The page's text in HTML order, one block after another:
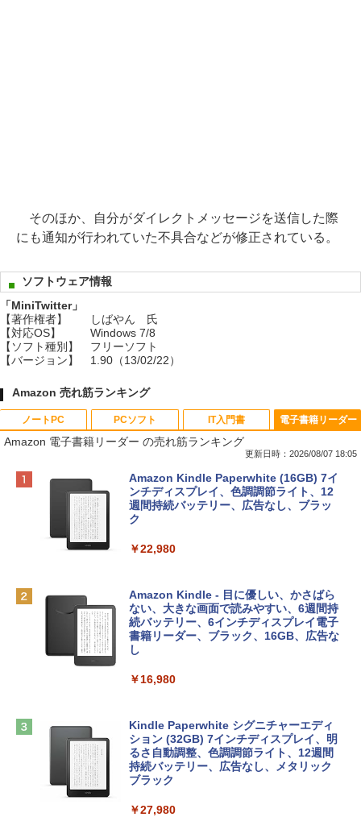
そのほか、自分がダイレクトメッセージを送信した際
にも通知が行われていた不具合などが修正されている。
ソフトウェア情報
「MiniTwitter」
【著作権者】
しばやん 氏
【対応OS】
Windows 7/8
【ソフト種別】
フリーソフト
【バージョン】
1.90（13/02/22）
Amazon 売れ筋ランキング
ノートPC
Apple 2026 MacBook Neo A18 Proチッ
プ搭載13インチノートブック：AIとAppl
e Intelligence、Liquid Retinaディスプ
レイ、8GBメモリ、512GB SSD、1080p
ィゴ + 3年延長 AppleCare+ for 13インチ
￥162,598
tomtoc 360°保護 15.6 16インチ パソコ
ンケース Dell NEC Lavie ASUS HP dyna
Apple 2026 MacBook Air M5チップ搭載
13インチノートブック：AIとApple Intell
igence、13.6インチLiquid Retinaディ
スプレイ、16GBユニファイドメモリ、1
ームカメラ、日本語キーボード、Touch I
PCソフト
Robloxギフトカード - 800 Robux 【限
定バーチャルアイテムを含む】 【オンラ
インゲームコード】 ロブロックス | オン
ラインコード版
￥1,300
Microsoft Office Home & Business 202
4(最新 永続版)|オンラインコード版|Wind
ows11、10/mac対応|PC2台
￥39,582
インゲームコード】 ロブロックス | オン
ラインコード版
￥3,200
IT入門書
生成AIパスポート公式テキスト 第４版
￥1,766
出す プロンプトの言葉 AI画像生成シリー
ズ (はぴーイラストLabo)
￥480
ClaudeCode いちばんやさしい 教科書:
にもKindle出版にも！ 非エンジニアのた
めのAIコーディング入門シリーズ
￥99
1冊ですべて身につくHTML & CSSとWe
電子書籍リーダー
Amazon 電子書籍リーダー の売れ筋ランキング
更新日時：2026/08/07 18:05
Amazon Kindle Paperwhite (16GB) 7イ
ンチディスプレイ、色調調節ライト、12
週間持続バッテリー、広告なし、ブラッ
ク
￥22,980
Amazon Kindle - 目に優しい、かさばら
ない、大きな画面で読みやすい、6週間持
続バッテリー、6インチディスプレイ電子
書籍リーダー、ブラック、16GB、広告な
し
￥16,980
Kindle Paperwhite シグニチャーエディ
ション (32GB) 7インチディスプレイ、明
るさ自動調整、色調調節ライト、12週間
持続バッテリー、広告なし、メタリック
ブラック
￥27,980